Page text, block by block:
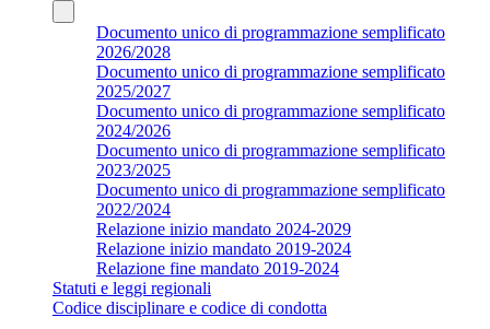
Documento unico di programmazione semplificato
2026/2028
Documento unico di programmazione semplificato
2025/2027
Documento unico di programmazione semplificato
2024/2026
Documento unico di programmazione semplificato
2023/2025
Documento unico di programmazione semplificato
2022/2024
Relazione inizio mandato 2024-2029
Relazione inizio mandato 2019-2024
Relazione fine mandato 2019-2024
Statuti e leggi regionali
Codice disciplinare e codice di condotta